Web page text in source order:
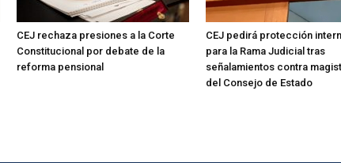
CEJ rechaza presiones a la Corte
Constitucional por debate de la
reforma pensional
CEJ pedirá protección
para la Rama Judicial tras
señalamientos contra
del Consejo de Estado